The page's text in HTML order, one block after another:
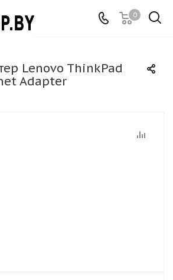
0
Lenovo ThinkPad
Adapter